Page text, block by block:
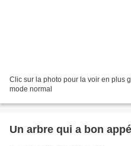
Clic sur la photo pour la voir en plus
mode normal
Un arbre qui a bon